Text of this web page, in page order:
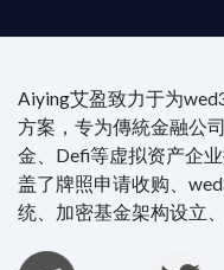
Aiying艾盈致力于为
方案，专为傳統金融公
金、Defi等虚拟资产企
盖了牌照申请收购、
统、加密基金架构设立